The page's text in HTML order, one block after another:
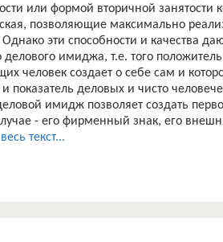
или формой вторичной занятости
позволяющие максимально
Однако эти способности и качества
имиджа, т.е. того
человек создает о себе сам и
показатель деловых и чисто
имидж позволяет создать
- его фирменный знак, его
авторитет бизнесмена и
текст...